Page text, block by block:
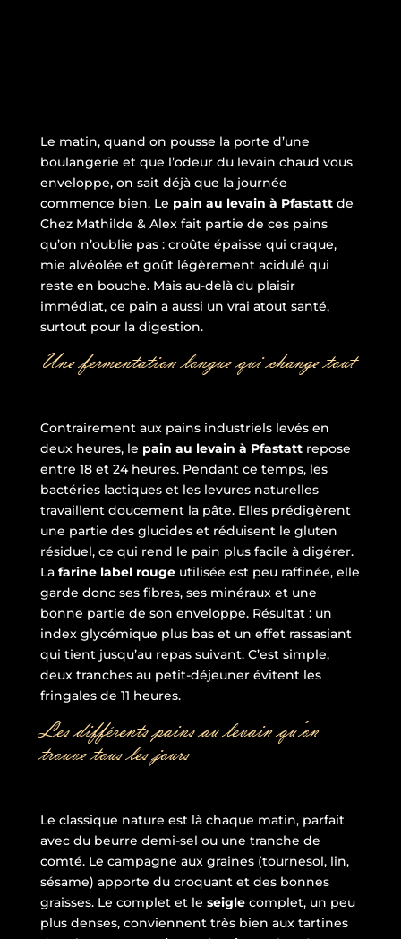
Le matin, quand on pousse la porte d’une
boulangerie et que l’odeur du levain chaud vous
enveloppe, on sait déjà que la journée
commence bien. Le pain au levain à Pfastattde
Chez Mathilde & Alex fait partie de ces pains
qu’on n’oublie pas : croûte épaisse qui craque,
mie alvéolée et goût légèrement acidulé qui
reste en bouche. Mais au-delà du plaisir
immédiat, ce pain a aussi un vrai atout santé,
surtout pour la digestion.
Une fermentation longue qui change tout
Contrairement aux pains industriels levés en
deux heures, le pain au levain à Pfastattrepose
entre 18 et 24 heures. Pendant ce temps, les
bactéries lactiques et les levures naturelles
travaillent doucement la pâte. Elles prédigèrent
une partie des glucides et réduisent le gluten
résiduel, ce qui rend le pain plus facile à digérer.
La farine label rougeutilisée est peu raffinée, elle
garde donc ses fibres, ses minéraux et une
bonne partie de son enveloppe. Résultat : un
index glycémique plus bas et un effet rassasiant
qui tient jusqu’au repas suivant. C’est simple,
deux tranches au petit-déjeuner évitent les
fringales de 11 heures.
Les différents pains au levain qu’on
trouve tous les jours
Le classique nature est là chaque matin, parfait
avec du beurre demi-sel ou une tranche de
comté. Le campagne aux graines (tournesol, lin,
sésame) apporte du croquant et des bonnes
graisses. Le complet et le seiglecomplet, un peu
plus denses, conviennent très bien aux tartines